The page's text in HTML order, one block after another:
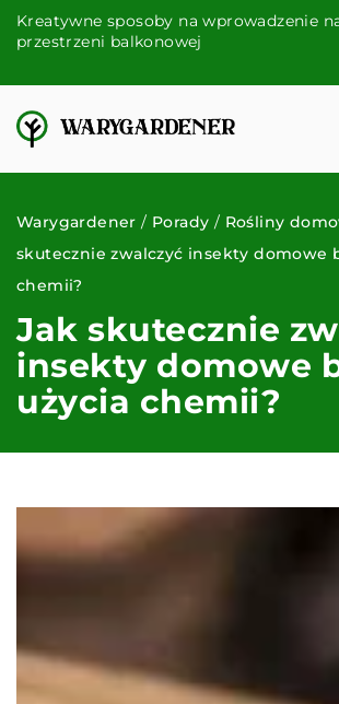
natury do Jak prawidłowo
czystość
Warygardener / Porady / Rośliny
skutecznie zwalczyć insekty domowe
chemii?
Jak skutecznie
insekty domowe
użycia chemii?